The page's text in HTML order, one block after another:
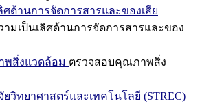
ศด้านการจัดการสารและของเสีย
มเป็นเลิศด้านการจัดการสารและของ
สิ่งแวดล้อม ตรวจสอบคุณภาพสิ่ง
วิทยาศาสตร์และเทคโนโลยี (STREC)